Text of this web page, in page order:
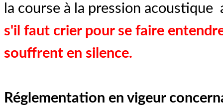
la course à la pression
s'il faut crier pour se faire
souffrent en silence.
Réglementation en vigeur